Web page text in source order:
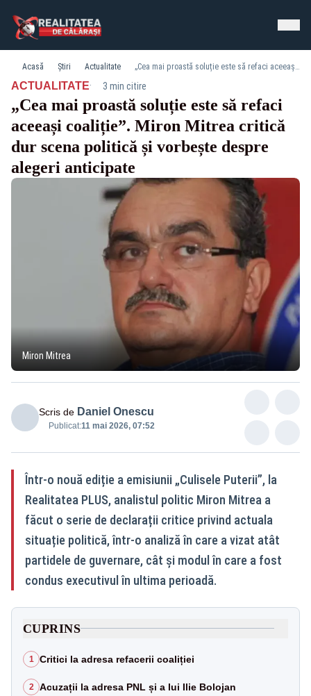
Acasă Știri Actualitate „Cea mai proastă soluție este să refaci aceeași coaliție”. Miron Mitrea critică dur scena politică și vorbește despre alegeri anticipate
ACTUALITATE· 3 min citire
„Cea mai proastă soluție este să refaci
aceeași coaliție”. Miron Mitrea critică
dur scena politică și vorbește despre
alegeri anticipate
Miron Mitrea
Scris de Daniel Onescu
Publicat:11 mai 2026, 07:52
Într-o nouă ediție a emisiunii „Culisele Puterii”, la
Realitatea PLUS, analistul politic Miron Mitrea a
făcut o serie de declarații critice privind actuala
situație politică, într-o analiză în care a vizat atât
partidele de guvernare, cât și modul în care a fost
condus executivul în ultima perioadă.
CUPRINS
1 Critici la adresa refacerii coaliției
2 Acuzații la adresa PNL și a lui Ilie Bolojan